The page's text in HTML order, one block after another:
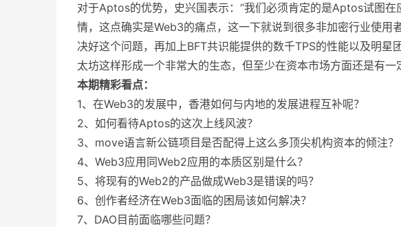
对于Aptos的优势，史兴国表示：“我们必须肯定的是Aptos试图
情，这点确实是Web3的痛点，这一下就说到很多非加密行业使用
决好这个问题，再加上BFT共识能提供的数千TPS的性能以及明
太坊这样形成一个非常大的生态，但至少在资本市场方面还是有一
本期精彩看点：
1、在Web3的发展中，香港如何与内地的发展进程互补呢？
2、如何看待Aptos的这次上线风波？
3、move语言新公链项目是否配得上这么多顶尖机构资本的倾注？
4、Web3应用同Web2应用的本质区别是什么？
5、将现有的Web2的产品做成Web3是错误的吗？
6、创作者经济在Web3面临的困局该如何解决？
7、DAO目前面临哪些问题？